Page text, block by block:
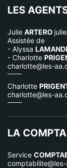
LES
Julie ARTERO
Assistée de
- Alyssa
- Charlotte
charlotte@les-
Charlotte
charlotte@les-
LA COMPTA
Service